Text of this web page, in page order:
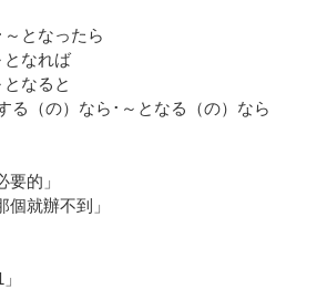
となったら
となれば
なると
る（の）なら･～となる（の）なら
的」
就辦不到」